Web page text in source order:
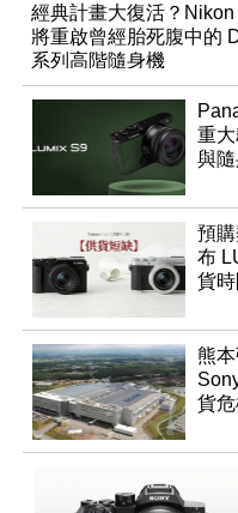
經典計畫大復活？Nikon
將重啟曾經胎死腹中的
系列高階隨身機
重
與
預
布
貨時
熊
貨危